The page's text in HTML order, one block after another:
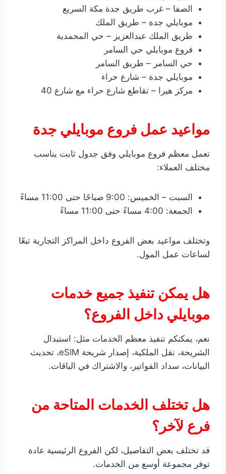
الصفا – غرب طريق جدة مكة السريع
موبايلي جدة – طريق الملك
طريق الملك عبدالعزيز – حي المحمدية
فروع موبايلي حي السامر
حي السامر – طريق السامر
موبايلي جدة – شارع حراء
مركز هيرا – تقاطع شارع حراء مع شارع 40
مواعيد عمل فروع موبايلي جدة
تعمل معظم فروع موبايلي وفق جدول ثابت يناسب
مختلف العملاء:
السبت – الخميس: 9:00 صباحًا حتى 11:00 مساءً
الجمعة: 4:00 مساءً حتى 11:00 مساءً
وتختلف مواعيد بعض الفروع داخل المراكز التجارية تبعًا
لساعات عمل المول.
هل يمكن تنفيذ جميع خدمات
موبايلي داخل الفروع؟
نعم، يمكنكم تنفيذ معظم الخدمات مثل: استبدال
الشريحة، نقل الملكية، إصدار شريحة eSIM، تحديث
البيانات، سداد الفواتير، والاشتراك في الباقات.
هل تختلف الخدمات المتاحة من
فرع لآخر؟
قد تختلف بعض التفاصيل، لكن الفروع الرئيسية عادة
توفر مجموعة أوسع من الخدمات.